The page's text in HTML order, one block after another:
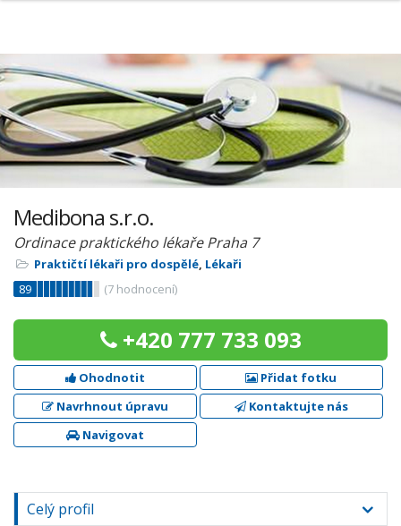
Medibona s.r.o.
Ordinace praktického lékaře Praha 7
Praktičtí lékaři pro dospělé, Lékaři
89
(7 hodnocení)
+420 777 733 093
Ohodnotit
Přidat fotku
Navrhnout úpravu
Kontaktujte nás
Navigovat
Celý profil